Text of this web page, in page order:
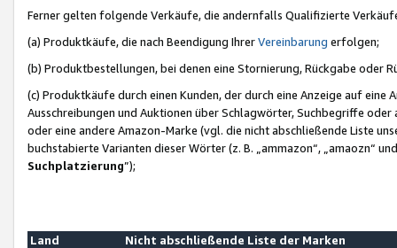
Ferner gelten folgende Verkäufe, die andernfalls Qualifizierte
(a) Produktkäufe, die nach Beendigung IhrerVereinbarung erfolgen;
(b) Produktbestellungen, bei denen eine Stornierung, Rückgabe oder
(c) Produktkäufe durch einen Kunden, der durch eine Anzeige auf
Ausschreibungen und Auktionen über Schlagwörter, Suchbegriffe
oder eine andere Amazon-Marke (vgl. die nicht abschließende Liste
buchstabierte Varianten dieser Wörter (z. B. „ammazon“, „amaozn“
Suchplatzierung”);
Land
Nicht abschließende Liste der Marken